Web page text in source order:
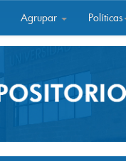
Agrupar Políticas